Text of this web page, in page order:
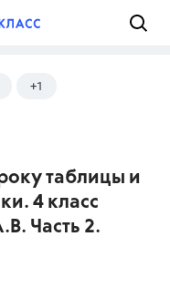
+1
таблицы и
4 класс
Часть 2.